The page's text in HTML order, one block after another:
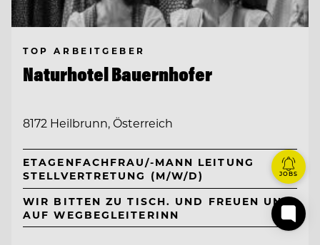
TOP ARBEITGEBER
Naturhotel Bauernhofer
8172 Heilbrunn, Österreich
ETAGENFACHFRAU/-MANN LEITUNG
STELLVERTRETUNG (M/W/D)
WIR BITTEN ZU TISCH. UND FREUEN UNS
AUF WEGBEGLEITERINN
JOBS